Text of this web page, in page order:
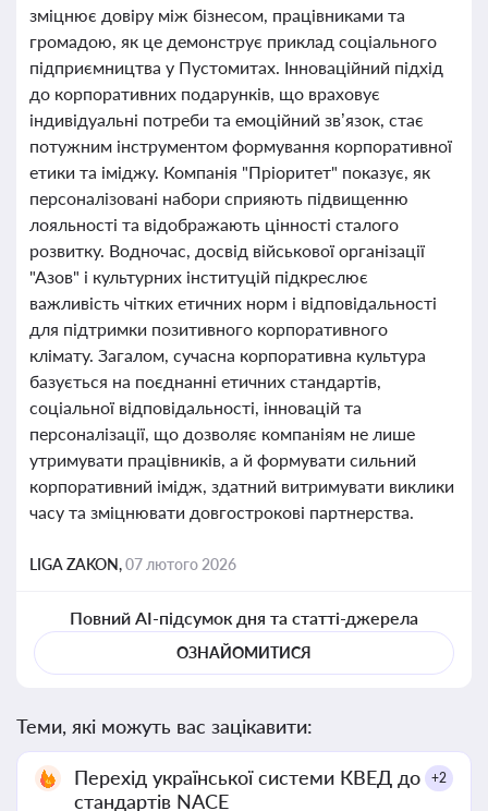
зміцнює довіру між бізнесом, працівниками та
громадою, як це демонструє приклад соціального
підприємництва у Пустомитах. Інноваційний підхід
до корпоративних подарунків, що враховує
індивідуальні потреби та емоційний зв’язок, стає
потужним інструментом формування корпоративної
етики та іміджу. Компанія "Пріоритет" показує, як
персоналізовані набори сприяють підвищенню
лояльності та відображають цінності сталого
розвитку. Водночас, досвід військової організації
"Азов" і культурних інституцій підкреслює
важливість чітких етичних норм і відповідальності
для підтримки позитивного корпоративного
клімату. Загалом, сучасна корпоративна культура
базується на поєднанні етичних стандартів,
соціальної відповідальності, інновацій та
персоналізації, що дозволяє компаніям не лише
утримувати працівників, а й формувати сильний
корпоративний імідж, здатний витримувати виклики
часу та зміцнювати довгострокові партнерства.
LIGA ZAKON,07 лютого 2026
Повний AI-підсумок дня та статті-джерела
ОЗНАЙОМИТИСЯ
Теми, які можуть вас зацікавити:
Перехід української системи КВЕД до
стандартів NACE
+2